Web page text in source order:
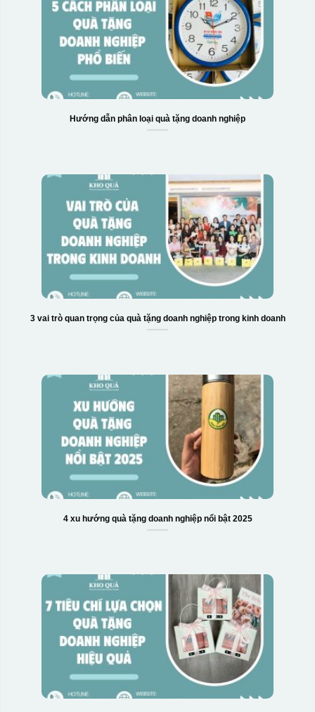
Hộp xi bình hoa
Hướng dẫn phân loại quà tặng doanh nghiệp
3 vai trò quan trọng của quà tặng doanh nghiệp trong kinh doanh
4 xu hướng quà tặng doanh nghiệp nổi bật 2025